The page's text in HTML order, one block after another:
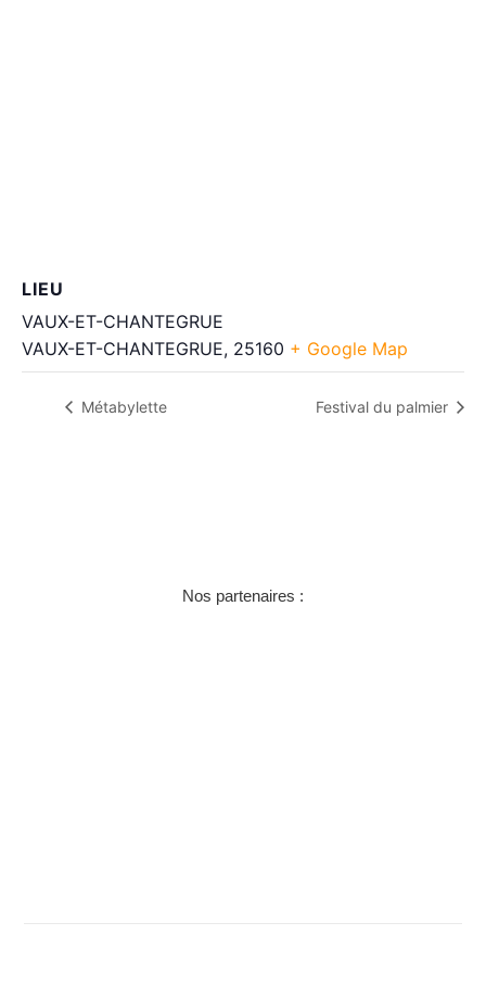
LIEU
VAUX-ET-CHANTEGRUE
VAUX-ET-CHANTEGRUE, 25160 + Google Map
Métabylette Festival du palmier
Nos partenaires :